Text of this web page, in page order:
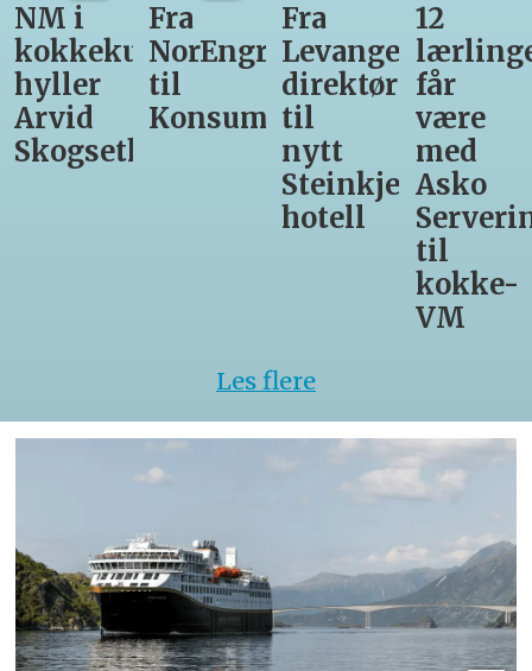
NM i
kokkekunst
hyller
Arvid
Skogseth
Fra
NorEngros
til
Konsumgruppen
Fra
Levanger-
direktør
til
nytt
Steinkjer-
hotell
12
får
være
med
Asko
til
kokke-
VM
Les flere